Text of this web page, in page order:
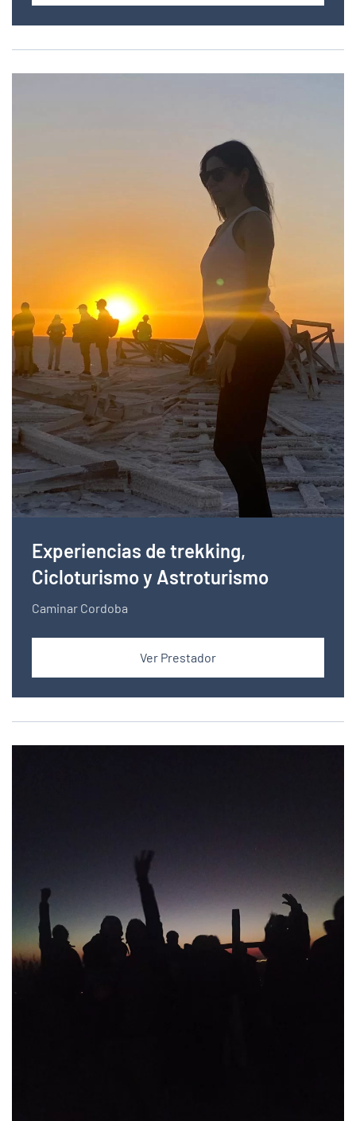
Experiencias de trekking,
Cicloturismo y Astroturismo
Caminar Cordoba
Ver Prestador